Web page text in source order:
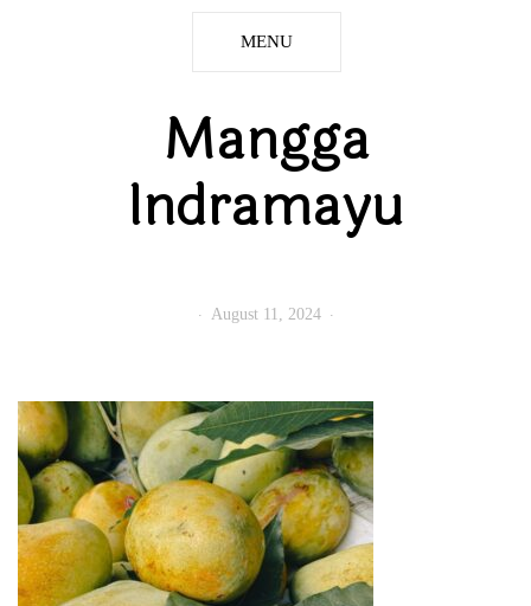
MENU
Mangga
Indramayu
August 11, 2024